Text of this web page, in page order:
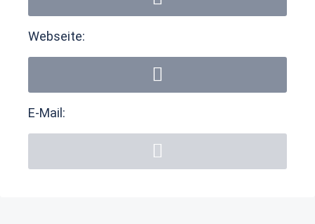
Webseite:
E-Mail: